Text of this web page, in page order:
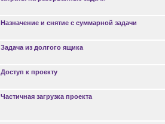
Назначение и снятие с суммарной задачи
Задача из долгого ящика
Доступ к проекту
Частичная загрузка проекта